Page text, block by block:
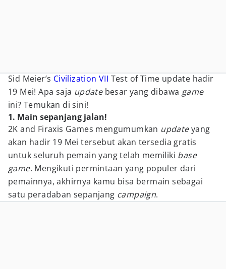
Sid Meier’s Civilization VII Test of Time update hadir
19 Mei! Apa saja update besar yang dibawa game
ini? Temukan di sini!
1. Main sepanjang jalan!
2K and Firaxis Games mengumumkan updateyang
akan hadir 19 Mei tersebut akan tersedia gratis
untuk seluruh pemain yang telah memiliki base
game. Mengikuti permintaan yang populer dari
pemainnya, akhirnya kamu bisa bermain sebagai
satu peradaban sepanjang campaign.